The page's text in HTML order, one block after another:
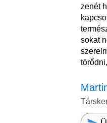
zenét
sokat